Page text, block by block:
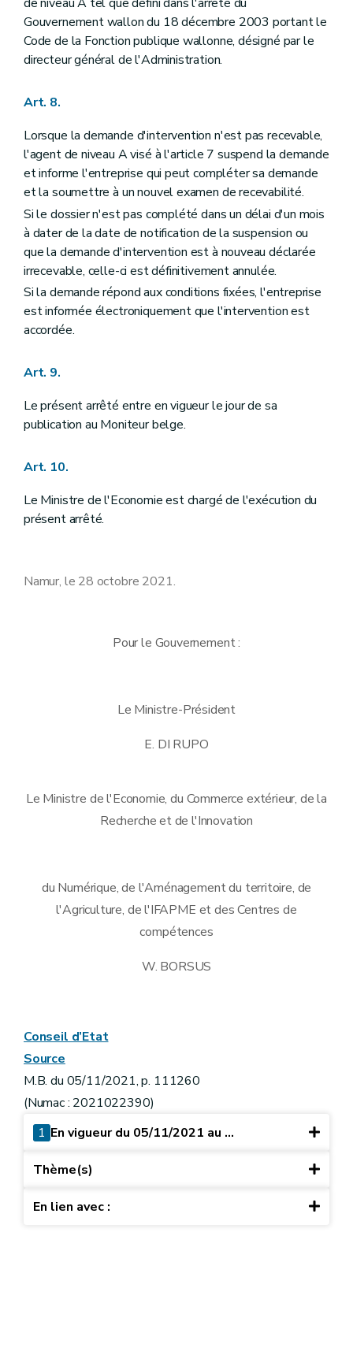
Gouvernement wallon du 18 décembre 2003 portant le
Code de la Fonction publique wallonne, désigné par le
directeur général de l'Administration.
Art. 8.
Lorsque la demande d'intervention n'est pas recevable,
l'agent de niveau A visé à l'article 7 suspend la demande
et informe l'entreprise qui peut compléter sa demande
et la soumettre à un nouvel examen de recevabilité.
Si le dossier n'est pas complété dans un délai d'un mois
à dater de la date de notification de la suspension ou
que la demande d'intervention est à nouveau déclarée
irrecevable, celle-ci est définitivement annulée.
Si la demande répond aux conditions fixées, l'entreprise
est informée électroniquement que l'intervention est
accordée.
Art. 9.
Le présent arrêté entre en vigueur le jour de sa
publication au Moniteur belge.
Art. 10.
Le Ministre de l'Economie est chargé de l'exécution du
présent arrêté.
Namur, le 28 octobre 2021.
Pour le Gouvernement :
Le Ministre-Président
E. DI RUPO
Le Ministre de l'Economie, du Commerce extérieur, de la
Recherche et de l'Innovation
du Numérique, de l'Aménagement du territoire, de
l'Agriculture, de l'IFAPME et des Centres de
compétences
W. BORSUS
Conseil d’Etat
Source
M.B. du 05/11/2021, p. 111260
(Numac : 2021022390)
1 En vigueur du 05/11/2021 au ...
Thème(s)
En lien avec :